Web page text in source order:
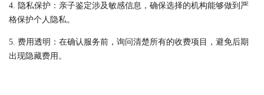
4. 隐私保护：亲子鉴定涉及敏感信息，确保选择的机构能够做到严
格保护个人隐私。
5. 费用透明：在确认服务前，询问清楚所有的收费项目，避免后期
出现隐藏费用。